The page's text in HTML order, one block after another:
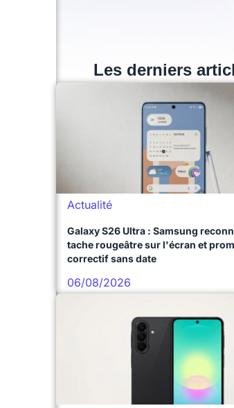
Les derniers
Actualité
Galaxy S26 Ultra : Samsung
tache rougeâtre sur l'écran et
correctif sans date
06/08/2026